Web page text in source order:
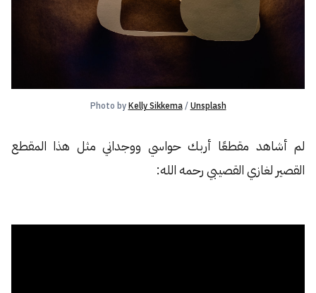
Photo by Kelly Sikkema / Unsplash
لم أشاهد مقطعًا أربك حواسي ووجداني مثل هذا المقطع
القصير لغازي القصيبي رحمه الله: